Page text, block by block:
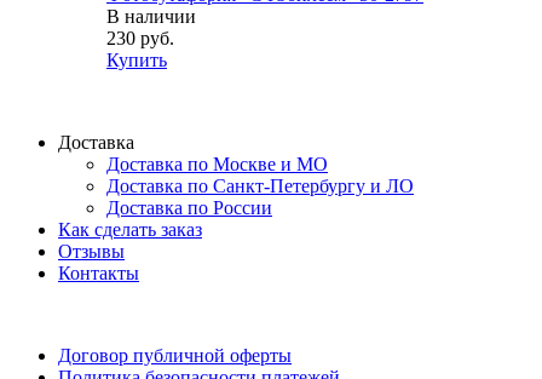
В наличии
230 руб.
Купить
Доставка
Доставка по Москве и МО
Доставка по Санкт-Петербургу и ЛО
Доставка по России
Как сделать заказ
Отзывы
Контакты
Договор публичной оферты